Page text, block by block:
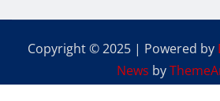
Copyright © 2025 | Powered by
News by